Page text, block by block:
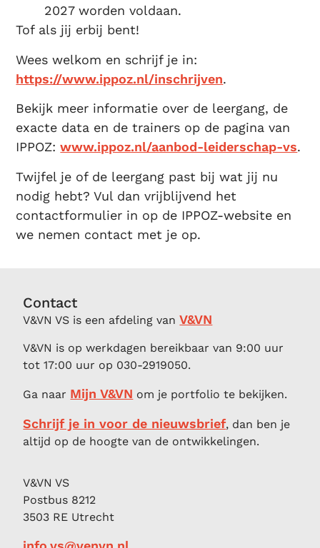
2027 worden voldaan.
Tof als jij erbij bent!
Wees welkom en schrijf je in:
https://www.ippoz.nl/inschrijven.
Bekijk meer informatie over de leergang, de
exacte data en de trainers op de pagina van
IPPOZ:www.ippoz.nl/aanbod-leiderschap-vs.
Twijfel je of de leergang past bij wat jij nu
nodig hebt? Vul dan vrijblijvend het
contactformulier in op de IPPOZ-website en
we nemen contact met je op.
Contact
V&VN VS is een afdeling vanV&VN
V&VN is op werkdagen bereikbaar van 9:00 uur
tot 17:00 uur op 030-2919050.
Ga naar Mijn V&VN om je portfolio te bekijken.
Schrijf je in voor de nieuwsbrief, dan ben je
altijd op de hoogte van de ontwikkelingen.
V&VN VS
Postbus 8212
3503 RE Utrecht